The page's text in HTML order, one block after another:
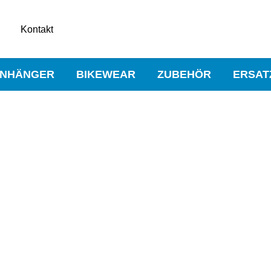
Kontakt
BIKEWEAR ZUBEHÖR